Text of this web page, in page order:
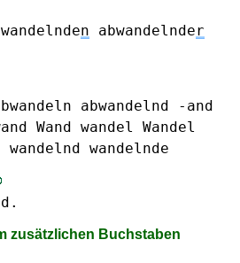
n abwandelnder
abwandelnd
-and
Wand wandel Wandel
wandelnd wandelnde
zusätzlichen Buchstaben